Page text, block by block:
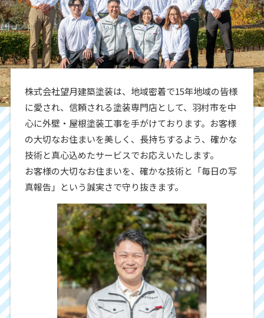
株式会社望月建築塗装は、地域密着で15年地域の皆様
に愛され、信頼される塗装専門店として、羽村市を中
心に外壁・屋根塗装工事を手がけております。お客様
の大切なお住まいを美しく、長持ちするよう、確かな
技術と真心込めたサービスでお応えいたします。
お客様の大切なお住まいを、確かな技術と「毎日の写
真報告」という誠実さで守り抜きます。